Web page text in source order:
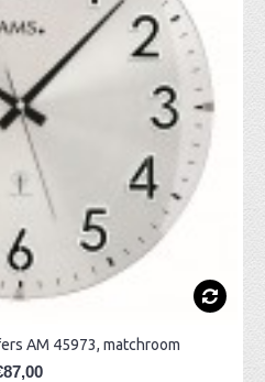
AM 45973, matchroom